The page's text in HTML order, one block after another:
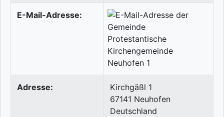
E-Mail-Adresse:
Adresse:
Kirchgäßl 1
67141 Neuhofen
Deutschland